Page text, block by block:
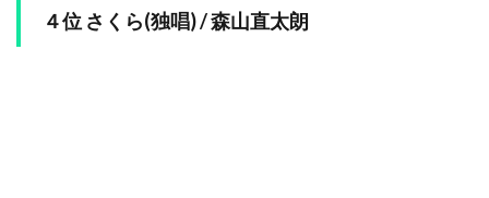
４位 さくら(独唱) / 森山直太朗